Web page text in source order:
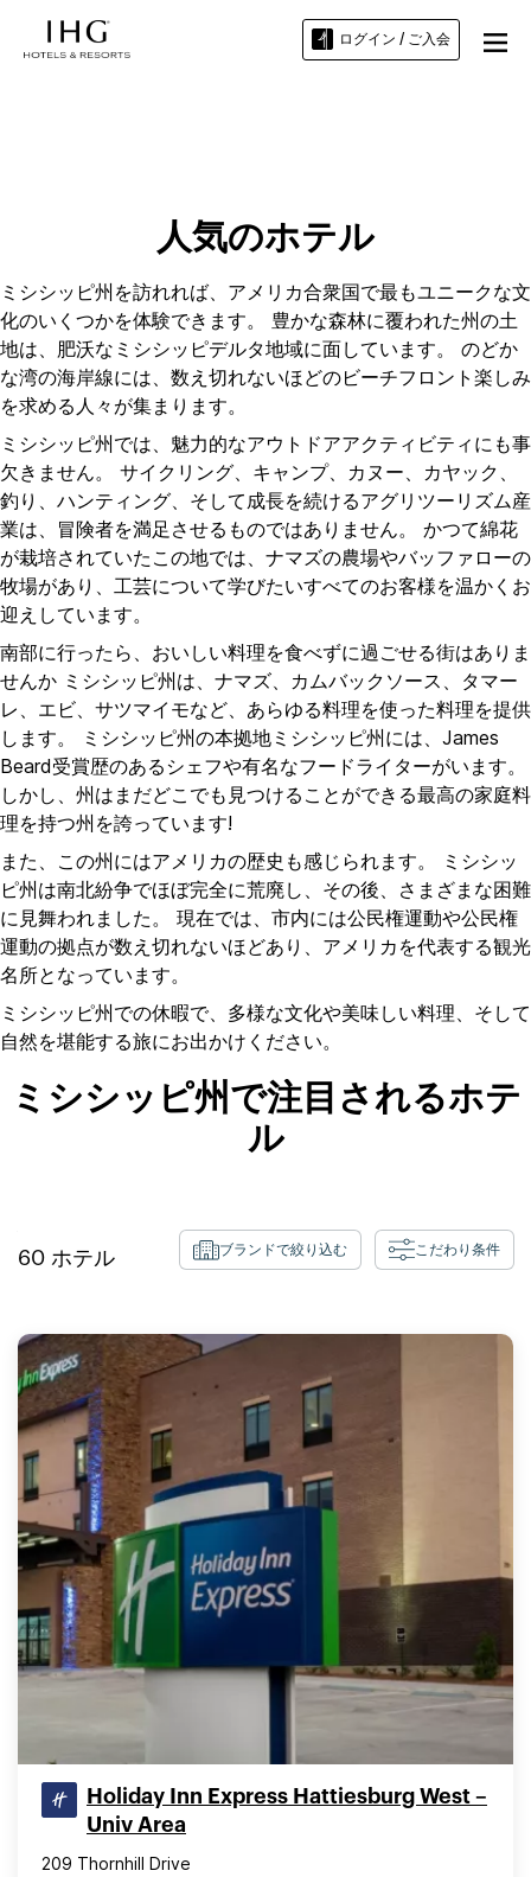
ログイン / ご入会
人気のホテル
ミシシッピ州を訪れれば、アメリカ合衆国で最もユニークな文
化のいくつかを体験できます。 豊かな森林に覆われた州の土
地は、肥沃なミシシッピデルタ地域に面しています。 のどか
な湾の海岸線には、数え切れないほどのビーチフロント楽しみ
を求める人々が集まります。
ミシシッピ州では、魅力的なアウトドアアクティビティにも事
欠きません。 サイクリング、キャンプ、カヌー、カヤック、
釣り、ハンティング、そして成長を続けるアグリツーリズム産
業は、冒険者を満足させるものではありません。 かつて綿花
が栽培されていたこの地では、ナマズの農場やバッファローの
牧場があり、工芸について学びたいすべてのお客様を温かくお
迎えしています。
南部に行ったら、おいしい料理を食べずに過ごせる街はありま
せんか ミシシッピ州は、ナマズ、カムバックソース、タマー
レ、エビ、サツマイモなど、あらゆる料理を使った料理を提供
します。 ミシシッピ州の本拠地ミシシッピ州には、James
Beard受賞歴のあるシェフや有名なフードライターがいます。
しかし、州はまだどこでも見つけることができる最高の家庭料
理を持つ州を誇っています!
また、この州にはアメリカの歴史も感じられます。 ミシシッ
ピ州は南北紛争でほぼ完全に荒廃し、その後、さまざまな困難
に見舞われました。 現在では、市内には公民権運動や公民権
運動の拠点が数え切れないほどあり、アメリカを代表する観光
名所となっています。
ミシシッピ州での休暇で、多様な文化や美味しい料理、そして
自然を堪能する旅にお出かけください。
ミシシッピ州で注目されるホテ
ル
60 ホテル ブランドで絞り込む こだわり条件
Holiday Inn Express Hattiesburg West –
Univ Area
209 Thornhill Drive